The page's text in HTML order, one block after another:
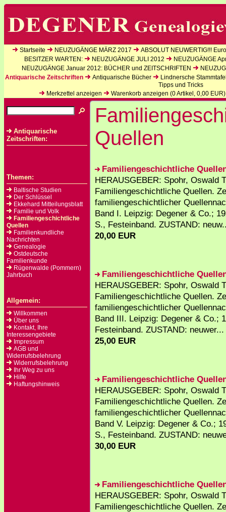
Startseite NEUZUGÄNGE MÄRZ 2017
ABSOLUT NEUWERTIG!!!
BESITZER WARTEN:
NEUZUGÄNGE JULI 2012
NEUZUGÄNGE
NEUZUGÄNGE Januar 2012: BÜCHER und ZEITSCHRIFTEN
Antiquarische Zeitschriften
Antiquarische Bücher
Lindnersche
Tipps und Tricks
Merkzettel anzeigen
Warenkorb anzeigen (0Artikel, 0,00 EUR)
Antiquarische
Zeitschriften:
Themen:
Baltische Studien
Der Schlüssel
Ekkehard Mitteilungsblatt
Familie und Volk
Familiengeschichtliche
Quellen
Familienkundliche
Nachrichten
Genealogie
Ostdeutsche
Familienkunde
Rügenwalde (Pommern)
Jahrbuch
Allgemein:
Willkommen
Über uns
Kontakt, Ihre
Interessengebiete
Impressum
AGB und
Widerrufsbelehrung
Widerrufsbelehrung
Ihr Weg zu uns
Hilfe
Haftungshinweis
Quellen
Familiengeschichtliche
HERAUSGEBER: Spohr, Oswald
Familiengeschichtliche Quellen.
familiengeschichtlicher
Band I. Leipzig: Degener & Co.;
S., Festeinband. ZUSTAND:
20,00 EUR
Familiengeschichtliche
HERAUSGEBER: Spohr, Oswald
Familiengeschichtliche Quellen.
familiengeschichtlicher
Band III. Leipzig: Degener & Co.;
Festeinband. ZUSTAND: neuwer...
25,00 EUR
Familiengeschichtliche
HERAUSGEBER: Spohr, Oswald
Familiengeschichtliche Quellen.
familiengeschichtlicher
Band V. Leipzig: Degener & Co.;
S., Festeinband. ZUSTAND:
30,00 EUR
Familiengeschichtliche
HERAUSGEBER: Spohr, Oswald
Familiengeschichtliche Quellen.